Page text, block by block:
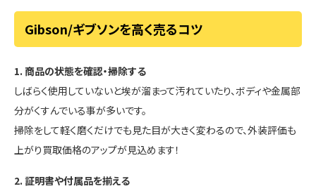
Gibson/ギブソンを高く売るコツ
1. 商品の状態を確認・掃除する
しばらく使用していないと埃が溜まって汚れていたり、ボディや金属部
分がくすんでいる事が多いです。
掃除をして軽く磨くだけでも見た目が大きく変わるので、外装評価も
上がり買取価格のアップが見込めます！
2. 証明書や付属品を揃える